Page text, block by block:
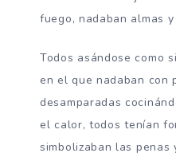
fuego, nadaban almas y
Todos asándose como
en el que nadaban con
desamparadas
el calor, todos tenían
simbolizaban las penas